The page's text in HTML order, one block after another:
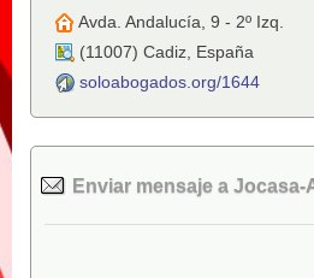
Avda. Andalucía, 9 - 2º Izq.
(11007) Cadiz España
soloabogados.org/1644
Enviar mensaje a